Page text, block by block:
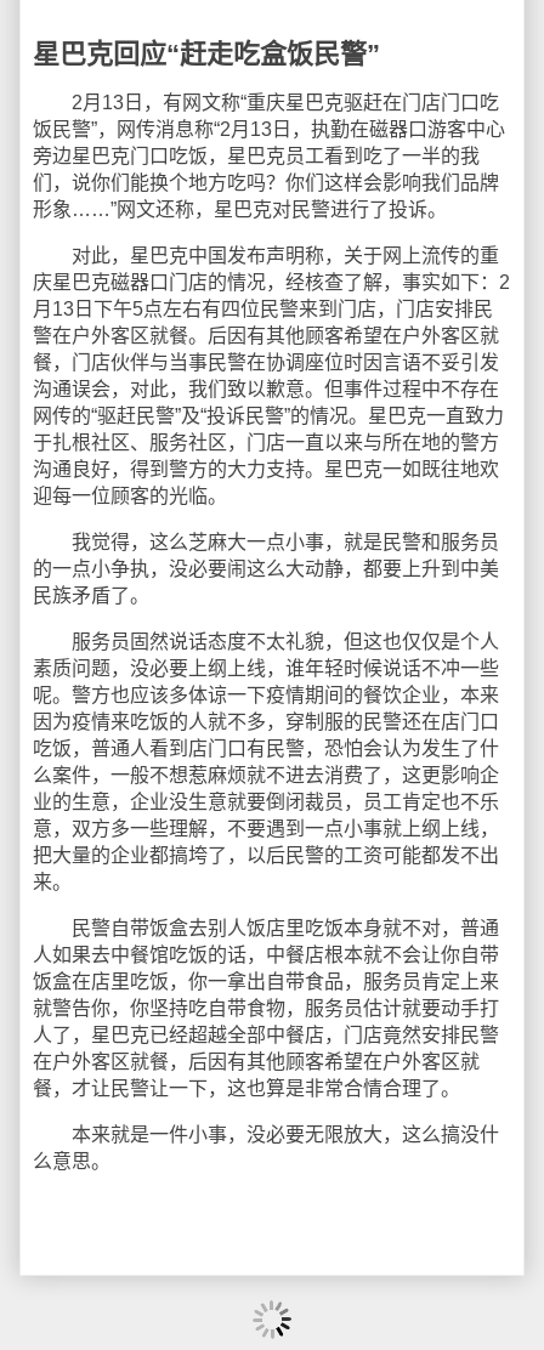
星巴克回应“赶走吃盒饭民警”
2月13日，有网文称“重庆星巴克驱赶在门店门口吃
饭民警”，网传消息称“2月13日，执勤在磁器口游客中心
旁边星巴克门口吃饭，星巴克员工看到吃了一半的我
们，说你们能换个地方吃吗？你们这样会影响我们品牌
形象……”网文还称，星巴克对民警进行了投诉。
对此，星巴克中国发布声明称，关于网上流传的重
庆星巴克磁器口门店的情况，经核查了解，事实如下：2
月13日下午5点左右有四位民警来到门店，门店安排民
警在户外客区就餐。后因有其他顾客希望在户外客区就
餐，门店伙伴与当事民警在协调座位时因言语不妥引发
沟通误会，对此，我们致以歉意。但事件过程中不存在
网传的“驱赶民警”及“投诉民警”的情况。星巴克一直致力
于扎根社区、服务社区，门店一直以来与所在地的警方
沟通良好，得到警方的大力支持。星巴克一如既往地欢
迎每一位顾客的光临。
我觉得，这么芝麻大一点小事，就是民警和服务员
的一点小争执，没必要闹这么大动静，都要上升到中美
民族矛盾了。
服务员固然说话态度不太礼貌，但这也仅仅是个人
素质问题，没必要上纲上线，谁年轻时候说话不冲一些
呢。警方也应该多体谅一下疫情期间的餐饮企业，本来
因为疫情来吃饭的人就不多，穿制服的民警还在店门口
吃饭，普通人看到店门口有民警，恐怕会认为发生了什
么案件，一般不想惹麻烦就不进去消费了，这更影响企
业的生意，企业没生意就要倒闭裁员，员工肯定也不乐
意，双方多一些理解，不要遇到一点小事就上纲上线，
把大量的企业都搞垮了，以后民警的工资可能都发不出
来。
民警自带饭盒去别人饭店里吃饭本身就不对，普通
人如果去中餐馆吃饭的话，中餐店根本就不会让你自带
饭盒在店里吃饭，你一拿出自带食品，服务员肯定上来
就警告你，你坚持吃自带食物，服务员估计就要动手打
人了，星巴克已经超越全部中餐店，门店竟然安排民警
在户外客区就餐，后因有其他顾客希望在户外客区就
餐，才让民警让一下，这也算是非常合情合理了。
本来就是一件小事，没必要无限放大，这么搞没什
么意思。